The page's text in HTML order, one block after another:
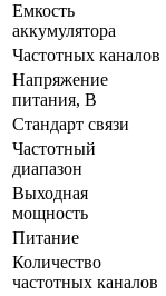
Емкость
аккумулятора
Частотных каналов
Напряжение
питания, В
Стандарт связи
Частотный
диапазон
Выходная
мощность
Питание
Количество
частотных каналов